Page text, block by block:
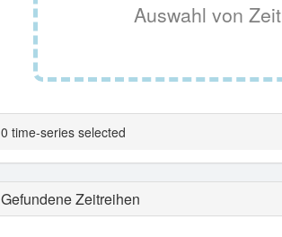
Auswahl von
0 time-series selected
Gefundene Zeitreihen